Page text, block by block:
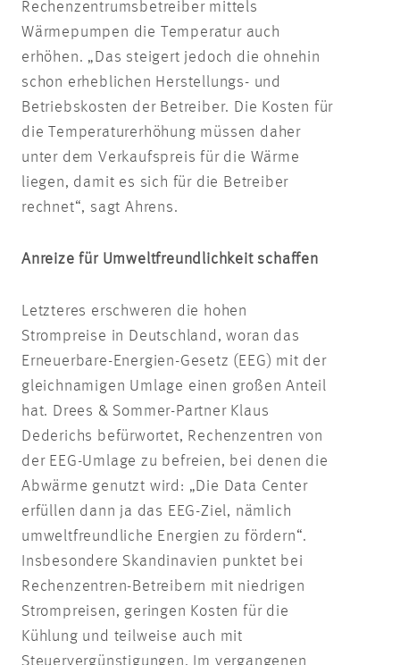
Rechenzentrumsbetreiber mittels
Wärmepumpen die Temperatur auch
erhöhen. „Das steigert jedoch die ohnehin
schon erheblichen Herstellungs- und
Betriebskosten der Betreiber. Die Kosten für
die Temperaturerhöhung müssen daher
unter dem Verkaufspreis für die Wärme
liegen, damit es sich für die Betreiber
rechnet“, sagt Ahrens.
Anreize für Umweltfreundlichkeit schaffen
Letzteres erschweren die hohen
Strompreise in Deutschland, woran das
Erneuerbare-Energien-Gesetz (EEG) mit der
gleichnamigen Umlage einen großen Anteil
hat. Drees & Sommer-Partner Klaus
Dederichs befürwortet, Rechenzentren von
der EEG-Umlage zu befreien, bei denen die
Abwärme genutzt wird: „Die Data Center
erfüllen dann ja das EEG-Ziel, nämlich
umweltfreundliche Energien zu fördern“.
Insbesondere Skandinavien punktet bei
Rechenzentren-Betreibern mit niedrigen
Strompreisen, geringen Kosten für die
Kühlung und teilweise auch mit
Steuervergünstigungen. Im vergangenen